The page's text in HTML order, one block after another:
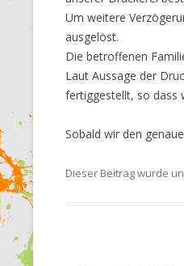
Um weitere
ausgelöst.
Die betroffenen
Laut Aussage der
fertiggestellt, so dass
Sobald wir den
Dieser Beitrag wurde